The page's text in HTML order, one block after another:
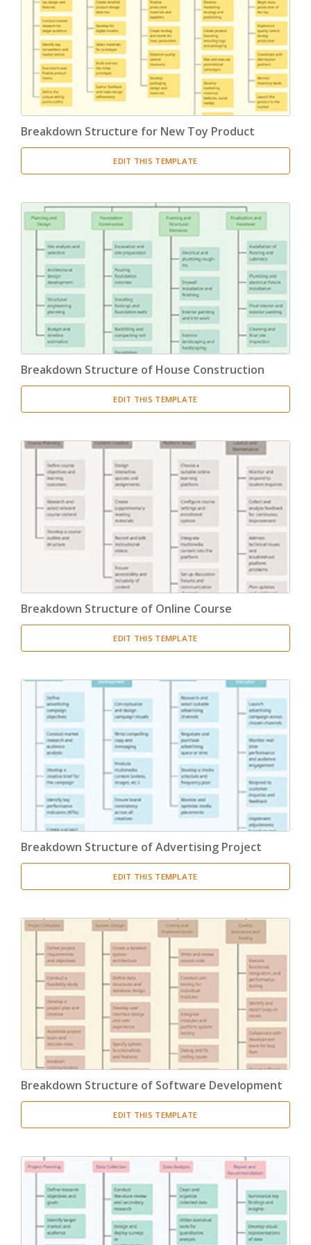
Product Breakdown Structure
Procurement Breakdown Structure
Stakeholder Breakdown Structure (3)
Location Breakdown Structure (3)
Breakdown Structure for New Toy Product
EDIT THIS TEMPLATE
Breakdown Structure of House Construction
EDIT THIS TEMPLATE
Breakdown Structure of Online Course
EDIT THIS TEMPLATE
Breakdown Structure of Advertising Project
EDIT THIS TEMPLATE
Breakdown Structure of Software Development
EDIT THIS TEMPLATE